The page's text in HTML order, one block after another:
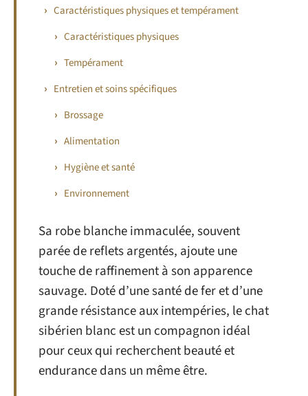
Caractéristiques physiques et tempérament
Caractéristiques physiques
Tempérament
Entretien et soins spécifiques
Brossage
Alimentation
Hygiène et santé
Environnement
Sa robe blanche immaculée, souvent
parée de reflets argentés, ajoute une
touche de raffinement à son apparence
sauvage. Doté d’une santé de fer et d’une
grande résistance aux intempéries, le chat
sibérien blanc est un compagnon idéal
pour ceux qui recherchent beauté et
endurance dans un même être.